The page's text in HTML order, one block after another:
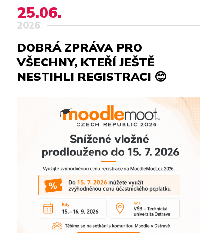
25.06.
2026
DOBRÁ ZPRÁVA PRO
VŠECHNY, KTEŘÍ JEŠTĚ
NESTIHLI REGISTRACI 😊